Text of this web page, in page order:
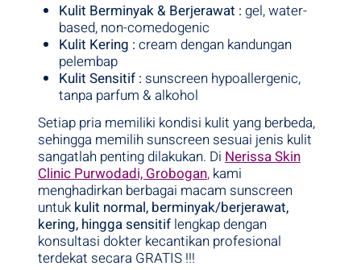
Kulit Berminyak & Berjerawat : gel, water-
based, non-comedogenic
Kulit Kering : cream dengan kandungan
pelembap
Kulit Sensitif : sunscreen hypoallergenic,
tanpa parfum & alkohol
Setiap pria memiliki kondisi kulit yang berbeda,
sehingga memilih sunscreen sesuai jenis kulit
sangatlah penting dilakukan. DiNerissa Skin
Clinic Purwodadi, Grobogan,kami
menghadirkan berbagai macam sunscreen
untuk kulit normal, berminyak/berjerawat,
kering, hingga sensitiflengkap dengan
konsultasi dokter kecantikan profesional
terdekat secara GRATIS !!!